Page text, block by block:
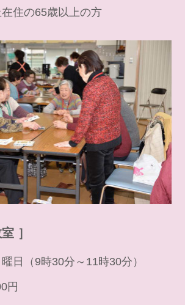
住の65歳以上の方
］
日（9時30分～11時30分）
円